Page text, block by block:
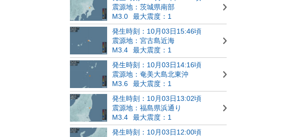
震源地：茨城県南部
M3.0
最大震度：1
発生時刻：10月03日15:46頃
震源地：宮古島近海
M3.4
最大震度：1
発生時刻：10月03日14:16頃
震源地：奄美大島北東沖
M3.6
最大震度：1
発生時刻：10月03日13:02頃
震源地：福島県浜通り
M3.4
最大震度：1
発生時刻：10月03日12:00頃